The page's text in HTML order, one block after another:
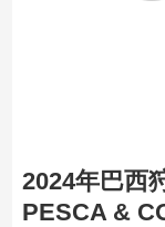
2024年巴西
PESCA &